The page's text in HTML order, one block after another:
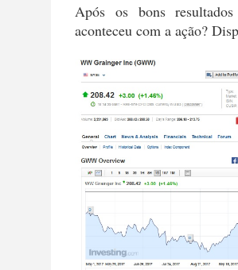
Após os bons
aconteceu com a ação?